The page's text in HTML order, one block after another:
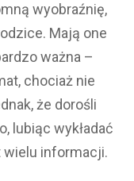
wyobraźnię,
Mają one
ważna –
chociaż nie
że dorośli
lubiąc wykładać
wielu informacji.